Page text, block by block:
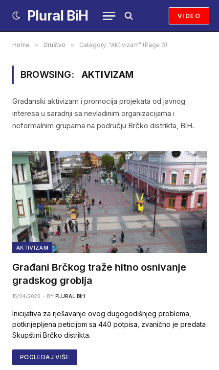
Plural BiH VIDEO
Home » Društvo » Category: "Aktivizam" (Page 3)
BROWSING: AKTIVIZAM
Građanski aktivizam i promocija projekata od javnog
interesa u saradnji sa nevladinim organizacijama i
neformalnim grupama na području Brčko distrikta, BiH.
AKTIVIZAM
Građani Brčkog traže hitno osnivanje
gradskog groblja
15/04/2026 BY PLURAL BIH
Inicijativa za rješavanje ovog dugogodišnjeg problema,
potkrijepljena peticijom sa 440 potpisa, zvanično je predata
Skupštini Brčko distrikta.
POGLEDAJ VIŠE